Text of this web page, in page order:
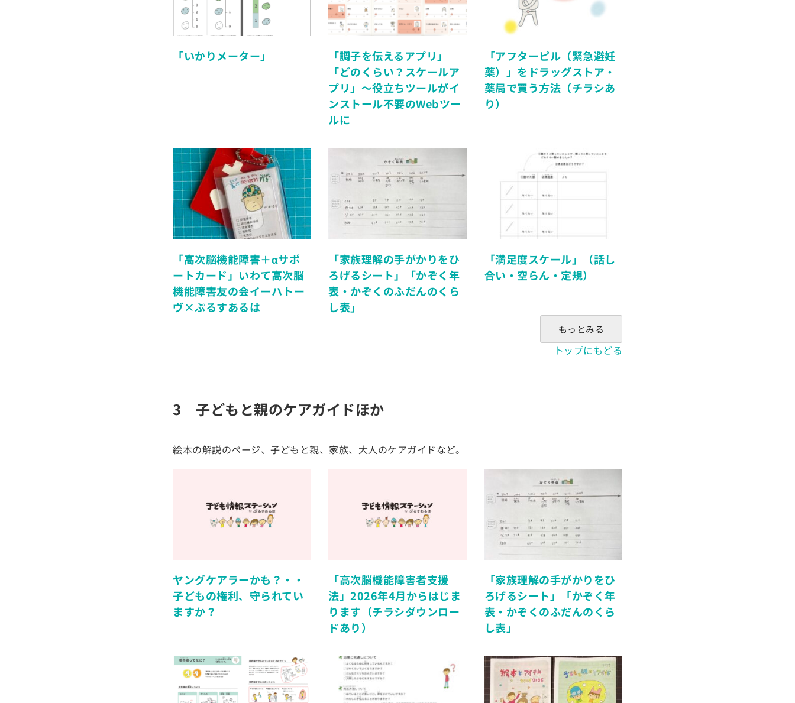
「いかりメーター」
「調子を伝えるアプリ」
「どのくらい？スケールア
プリ」〜役立ちツールがイ
ンストール不要のWebツー
ルに
「アフターピル（緊急避妊
薬）」をドラッグストア・
薬局で買う方法（チラシあ
り）
「高次脳機能障害＋αサポ
ートカード」いわて高次脳
機能障害友の会イーハトー
ヴ×ぷるすあるは
「家族理解の手がかりをひ
ろげるシート」「かぞく年
表・かぞくのふだんのくら
し表」
「満足度スケール」（話し
合い・空らん・定規）
もっとみる
トップにもどる
3 子どもと親のケアガイドほか
絵本の解説のページ、子どもと親、家族、大人のケアガイドなど。
ヤングケアラーかも？・・
子どもの権利、守られてい
ますか？
「高次脳機能障害者支援
法」2026年4月からはじま
ります（チラシダウンロー
ドあり）
「家族理解の手がかりをひ
ろげるシート」「かぞく年
表・かぞくのふだんのくら
し表」